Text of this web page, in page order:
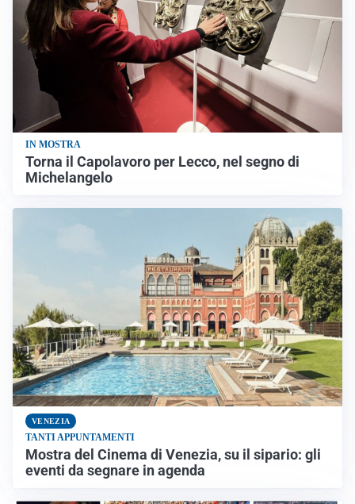
IN MOSTRA
Torna il Capolavoro per Lecco, nel segno di
Michelangelo
VENEZIA
TANTI APPUNTAMENTI
Mostra del Cinema di Venezia, su il sipario: gli
eventi da segnare in agenda